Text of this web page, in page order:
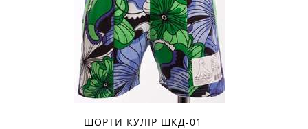
ШОРТИ КУЛІР ШКД-01